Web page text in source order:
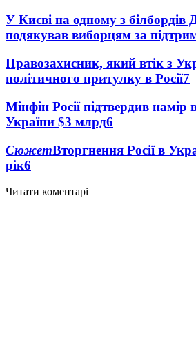
У Києві на одному з білбордів
подякував виборцям за
Правозахисник, який втік з
політичного притулку в Росії7
Мінфін Росії підтвердив намір
України $3 млрд6
СюжетВторгнення Росії в
рік6
Читати коментарі